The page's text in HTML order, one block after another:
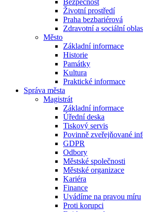
Bezpečnost
Životní prostředí
Praha bezbariérová
Zdravotní a sociální
Město
Základní informace
Historie
Památky
Kultura
Praktické informace
Správa města
Magistrát
Základní informace
Úřední deska
Tiskový servis
Povinně zveřejňované
GDPR
Odbory
Městské společnosti
Městské organizace
Kariéra
Finance
Uvádíme na pravou míru
Proti korupci